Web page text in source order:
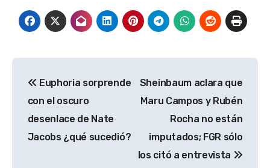
de
entradas
Euphoria sorprende
con el oscuro
desenlace de Nate
Jacobs ¿qué sucedió?
Sheinbaum aclara que
Maru Campos y Rubén
Rocha no están
imputados; FGR sólo
los citó a entrevista